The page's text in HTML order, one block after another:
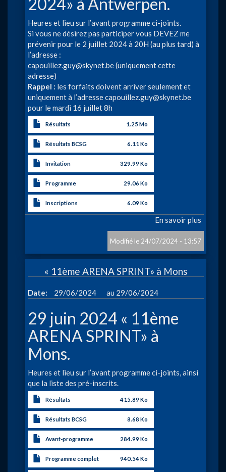
Heures et lieu sur l’avant programme ci-joints.
Si vous ne désirez pas participer vous DEVEZ me
prévenir pour le 2 juillet 2024 à 20H (au plus tard) à
l’adresse :
capouillez.guy@skynet.be(uniquement cette
adresse)
Rappel : les forfaits doivent arriver seulement et
uniquement à l’adressecapouillez.guy@skynet.be
pour le mardi 16 juillet 8h
Résultats 1.25 Mo
Résultats BCSG 6.11 Ko
Invitation 329.99 Ko
Programme 29.06 Ko
Inscriptions 6.09 Ko
En savoir plus
24/07/2024 - 13:57
« 11ème ARENA SPRINT» à Mons
Date 29/06/2024 à
29/06/2024
29 juin 2024 « 11ème
ARENA SPRINT» à
Mons.
Heures et lieu sur l’avant programme ci-joints, ainsi
que la liste des pré-inscrits.
Résultats 415.89 Ko
Résultats BCSG 8.68 Ko
Avant-programme 284.99 Ko
Programme complet 940.54 Ko